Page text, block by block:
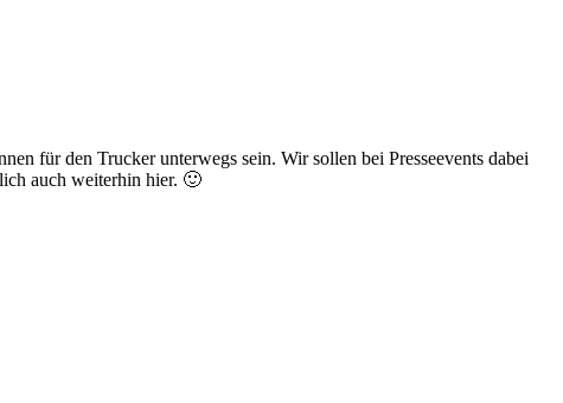
für den Trucker unterwegs sein. Wir sollen bei Presseevents dabei
auch weiterhin hier. 🙂